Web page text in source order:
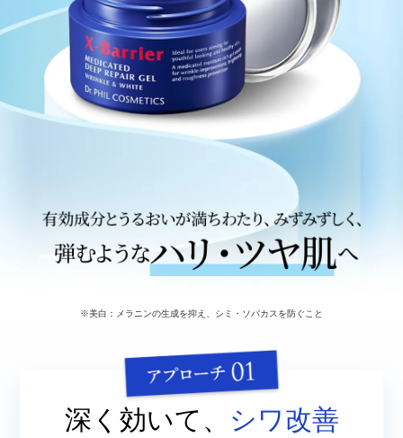
※美白：メラニンの生成を抑え、シミ・ソバカスを防ぐこと
深く効いて、 シワ改善